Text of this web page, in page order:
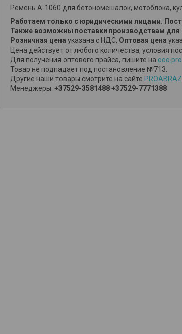
Ремень А-1060 для бетономешалок, мотоблока,
Работаем только с юридическими лицами.
Также возможны поставки производствам
Розничная цена указана с НДС, Оптовая цена
Цена действует от любого количества, условия
Для получения оптового прайса, пишите на
Товар не подпадает под постановление №713.
Другие наши товары смотрите на сайте
Менеджеры: +37529-3581488+37529-7771388